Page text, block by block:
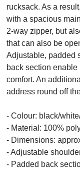
rucksack. As a
with a spacious
2-way zipper, but
that can also be
Adjustable, padded
back section
comfort. An
address round off
- Colour: black/
- Material: 100%
- Dimensions:
- Adjustable
- Padded back